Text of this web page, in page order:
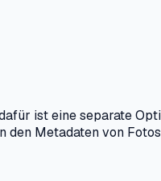
ist eine separate
Metadaten von